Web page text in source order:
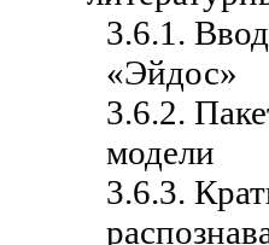
3.6.1.
«Эйдос»
3.6.2.
модели
3.6.3.